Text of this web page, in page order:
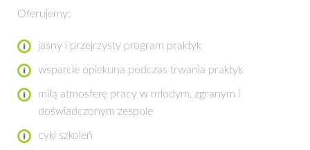
Oferujemy:
jasny i przejrzysty program praktyk
wsparcie opiekuna podczas trwania praktyk
miłą atmosferę pracy w młodym, zgranym i
doświadczonym zespole
cykl szkoleń